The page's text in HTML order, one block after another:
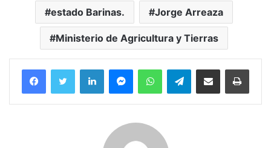
estado Barinas. Jorge Arreaza
Ministerio de Agricultura y Tierras
FacebookTwitter LinkedInMessengerWhatsAppTelegramCompartir por correo electrónico